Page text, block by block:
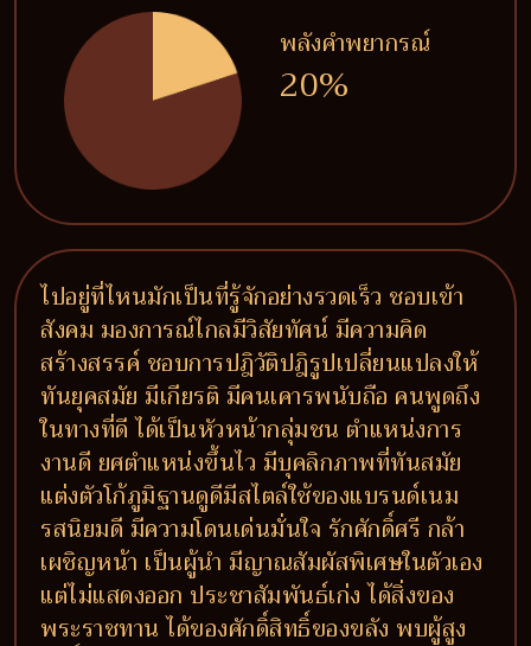
พลังคำพยากรณ์
20%
ไปอยู่ที่ไหนมักเป็นที่รู้จักอย่างรวดเร็ว ชอบเข้า
สังคม มองการณ์ไกลมีวิสัยทัศน์ มีความคิด
สร้างสรรค์ ชอบการปฎิวัติปฎิรูปเปลี่ยนแปลงให้
ทันยุคสมัย มีเกียรติ มีคนเคารพนับถือ คนพูดถึง
ในทางที่ดี ได้เป็นหัวหน้ากลุ่มชน ตำแหน่งการ
งานดี ยศตำแหน่งขึ้นไว มีบุคลิกภาพที่ทันสมัย
แต่งตัวโก้ภูมิฐานดูดีมีสไตล์ใช้ของแบรนด์เนม
รสนิยมดี มีความโดนเด่นมั่นใจ รักศักดิ์ศรี กล้า
เผชิญหน้า เป็นผู้นำ มีญาณสัมผัสพิเศษในตัวเอง
แต่ไม่แสดงออก ประชาสัมพันธ์เก่ง ได้สิ่งของ
พระราชทาน ได้ของศักดิ์สิทธิ์ของขลัง พบผู้สูง